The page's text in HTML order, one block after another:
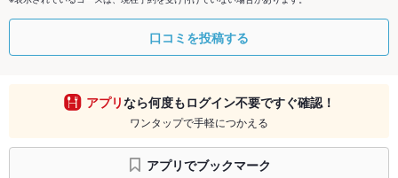
口コミを投稿する
アプリなら何度もログイン不要ですぐ確認！
ワンタップで手軽につかえる
アプリでブックマーク